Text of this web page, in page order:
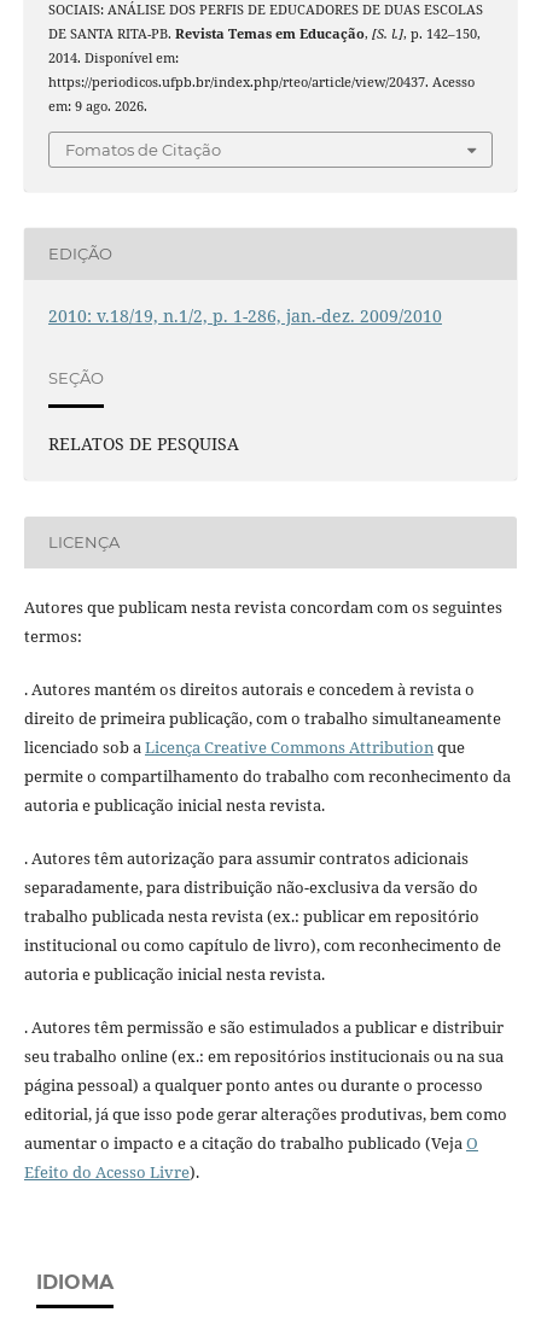
SOCIAIS: ANÁLISE DOS PERFIS DE EDUCADORES DE DUAS ESCOLAS
DE SANTA RITA-PB. Revista Temas em Educação, [S. l.], p. 142–150,
2014. Disponível em:
https://periodicos.ufpb.br/index.php/rteo/article/view/20437. Acesso
em: 9 ago. 2026.
Fomatos de Citação
EDIÇÃO
2010: v.18/19, n.1/2, p. 1-286, jan.-dez. 2009/2010
SEÇÃO
RELATOS DE PESQUISA
LICENÇA
Autores que publicam nesta revista concordam com os seguintes
termos:
. Autores mantém os direitos autorais e concedem à revista o
direito de primeira publicação, com o trabalho simultaneamente
licenciado sob aLicença Creative Commons Attributionque
permite o compartilhamento do trabalho com reconhecimento da
autoria e publicação inicial nesta revista.
. Autores têm autorização para assumir contratos adicionais
separadamente, para distribuição não-exclusiva da versão do
trabalho publicada nesta revista (ex.: publicar em repositório
institucional ou como capítulo de livro), com reconhecimento de
autoria e publicação inicial nesta revista.
. Autores têm permissão e são estimulados a publicar e distribuir
seu trabalho online (ex.: em repositórios institucionais ou na sua
página pessoal) a qualquer ponto antes ou durante o processo
editorial, já que isso pode gerar alterações produtivas, bem como
aumentar o impacto e a citação do trabalho publicado (VejaO
Efeito do Acesso Livre).
IDIOMA